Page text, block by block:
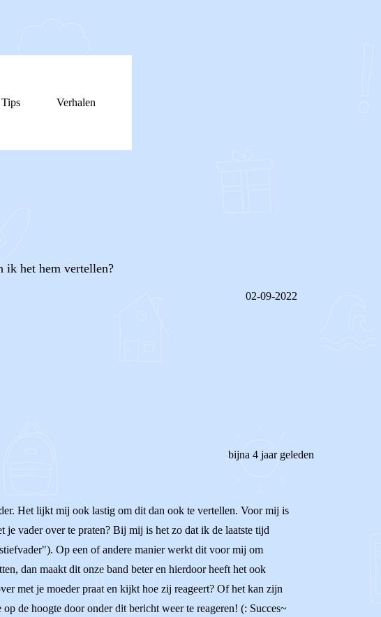
Tips Verhalen
ik het hem vertellen?
02-09-2022
bijna 4 jaar geleden
Het lijkt mij ook lastig om dit dan ook te vertellen. Voor mij is
vader over te praten? Bij mij is het zo dat ik de laatste tijd
Op een of andere manier werkt dit voor mij om
dan maakt dit onze band beter en hierdoor heeft het ook
met je moeder praat en kijkt hoe zij reageert? Of het kan zijn
de hoogte door onder dit bericht weer te reageren! (: Succes~